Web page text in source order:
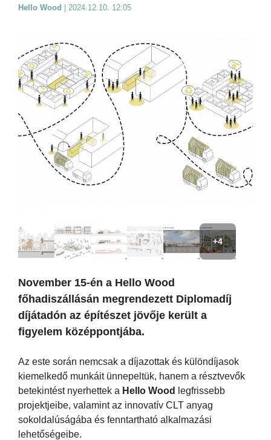
Hello Wood 2024.12.10. 12:05
+4
November 15-én a Hello Wood
főhadiszállásán megrendezett Diplomadíj
díjátadón az építészet jövője került a
figyelem középpontjába.
Az este során nemcsak a díjazottak és különdíjasok
kiemelkedő munkáit ünnepeltük, hanem a résztvevők
betekintést nyerhettek a Hello Wood
legfrissebb
projektjeibe, valamint az innovatív CLT anyag
sokoldalúságába és fenntartható alkalmazási
lehetőségeibe.